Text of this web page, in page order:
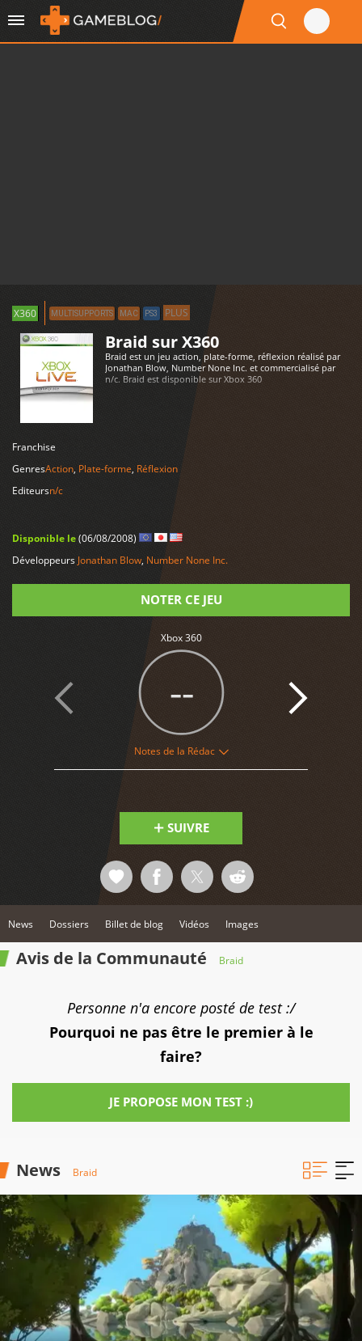
X360 MULTISUPPORTS MAC PS3 PLUS
Braid sur X360
Braid est un jeu action, plate-forme, réflexion réalisé par
Jonathan Blow, Number None Inc. et commercialisé par
n/c. Braid est disponible sur Xbox 360
Franchise
GenresAction, Plate-forme, Réflexion
Editeursn/c
Disponible le(06/08/2008)
Développeurs Jonathan Blow, Number None Inc.
NOTER CE JEU
Xbox 360
--
Notes de la Rédac
SUIVRE
News Dossiers Billet de blog Vidéos Images
Avis de la Communauté Braid
Personne n'a encore posté de test :/
Pourquoi ne pas être le premier à le
faire?
JE PROPOSE MON TEST :)
News Braid